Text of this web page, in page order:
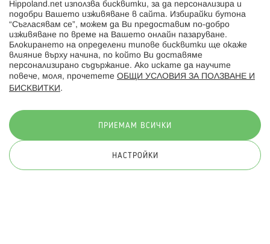
Hippoland.ro
Последвайте ни:
© 2026 Hippoland.net. Всички права запазени
Hippoland.net използва бисквитки, за да персонализира и
подобри Вашето изживяване в сайта. Избирайки бутона
“Съгласявам се”, можем да Ви предоставим по-добро
изживяване по време на Вашето онлайн пазаруване.
Блокирането на определени типове бисквитки ще окаже
влияние върху начина, по който Ви доставяме
персонализирано съдържание. Ако искате да научите
повече, моля, прочетете ОБЩИ УСЛОВИЯ ЗА ПОЛЗВАНЕ И
БИСКВИТКИ .
ПРИЕМАМ ВСИЧКИ
НАСТРОЙКИ